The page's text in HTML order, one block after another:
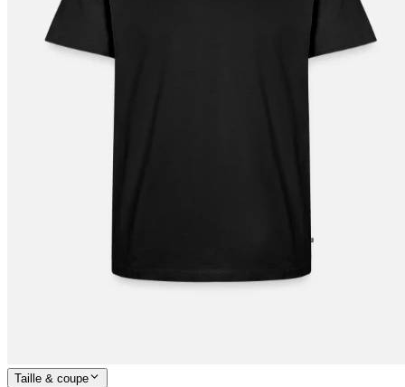
Taille & coupe